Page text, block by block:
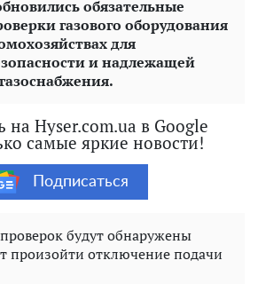
обязательные
газового оборудования
для
и надлежащей
Hyser.com.ua в Google
самые яркие новости!
Подписаться
будут обнаружены
произойти отключение подачи